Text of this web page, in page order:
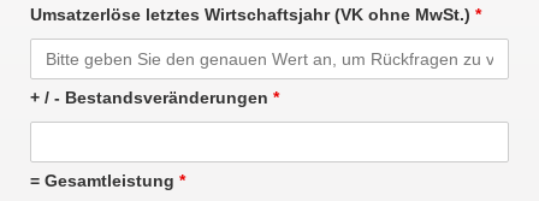
Umsatzerlöse letztes Wirtschaftsjahr (VK ohne MwSt.) *
+ / - Bestandsveränderungen *
= Gesamtleistung *